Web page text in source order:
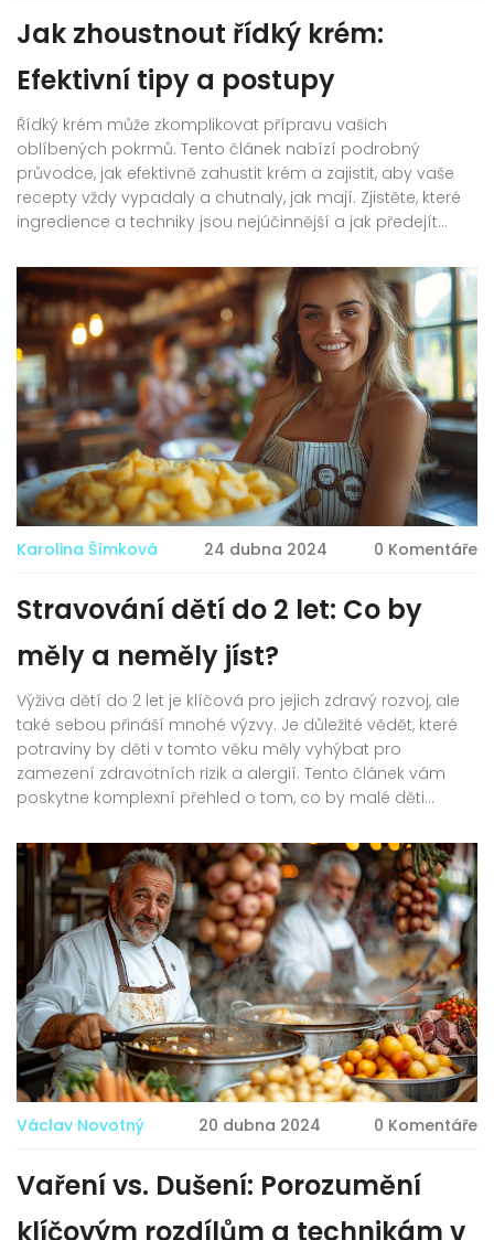
Jak zhoustnout řídký krém:
Efektivní tipy a postupy
Řídký krém může zkomplikovat přípravu vašich
oblíbených pokrmů. Tento článek nabízí podrobný
průvodce, jak efektivně zahustit krém a zajistit, aby vaše
recepty vždy vypadaly a chutnaly, jak mají. Zjistěte, které
ingredience a techniky jsou nejúčinnější a jak předejít
Karolina Šímková 24 dubna 2024 0 Komentáře
Stravování dětí do 2 let: Co by
měly a neměly jíst?
Výživa dětí do 2 let je klíčová pro jejich zdravý rozvoj, ale
také sebou přináší mnohé výzvy. Je důležité vědět, které
potraviny by děti v tomto věku měly vyhýbat pro
zamezení zdravotních rizik a alergií. Tento článek vám
poskytne komplexní přehled o tom, co by malé děti
vhodné. Prohloubíme se do specifik dětské výživy a
nabídneme konkrétní rady a tipy pro bezpečnou a
vyváženou stravu vašich nejmenších.
Václav Novotný 20 dubna 2024 0 Komentáře
Vaření vs. Dušení: Porozumění
klíčovým rozdílům a technikám v